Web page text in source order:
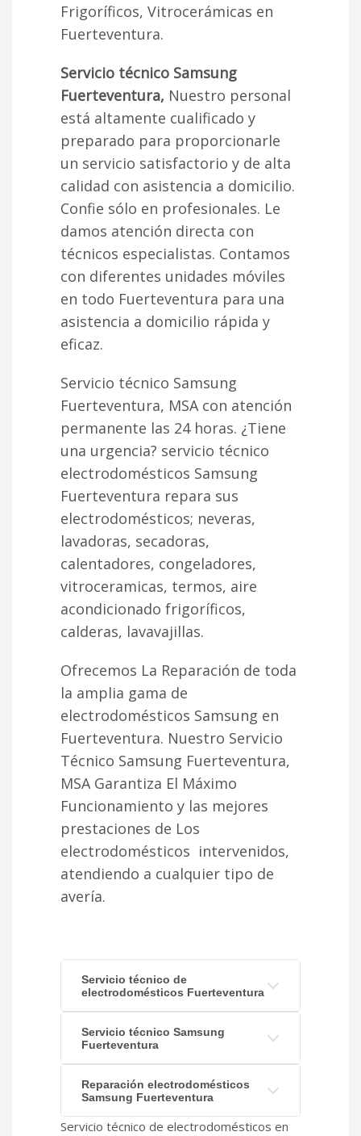
Frigoríficos, Vitrocerámicas en
Fuerteventura.
Servicio técnico Samsung
Fuerteventura, Nuestro personal
está altamente cualificado y
preparado para proporcionarle
un servicio satisfactorio y de alta
calidad con asistencia a domicilio.
Confie sólo en profesionales. Le
damos atención directa con
técnicos especialistas. Contamos
con diferentes unidades móviles
en todo Fuerteventura para una
asistencia a domicilio rápida y
eficaz.
Servicio técnico Samsung
Fuerteventura, MSA con atención
permanente las 24 horas. ¿Tiene
una urgencia? servicio técnico
electrodomésticos Samsung
Fuerteventura repara sus
electrodomésticos; neveras,
lavadoras, secadoras,
calentadores, congeladores,
vitroceramicas, termos, aire
acondicionado frigoríficos,
calderas, lavavajillas.
Ofrecemos La Reparación de toda
la amplia gama de
electrodomésticos Samsung en
Fuerteventura. Nuestro Servicio
Técnico Samsung Fuerteventura,
MSA Garantiza El Máximo
Funcionamiento y las mejores
prestaciones de Los
electrodomésticos intervenidos,
atendiendo a cualquier tipo de
avería.
Servicio técnico de
electrodomésticos Fuerteventura
Servicio técnico Samsung
Fuerteventura
Reparación electrodomésticos
Samsung Fuerteventura
Servicio técnico de electrodomésticos en